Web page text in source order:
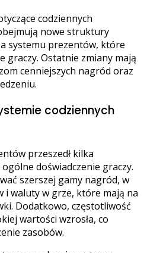
codziennych
nowe struktury
systemu prezentów, które
graczy. Ostatnie zmiany mają
cenniejszych nagród oraz
codziennych
przeszedł kilka
doświadczenie graczy.
szerszej gamy nagród, w
i waluty w grze, które mają na
Dodatkowo, częstotliwość
wartości wzrosła, co
zasobów.